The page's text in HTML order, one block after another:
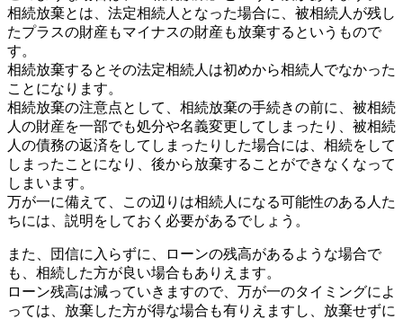
相続放棄とは、法定相続人となった場合に、被相続人が残し
たプラスの財産もマイナスの財産も放棄するというもので
す。
相続放棄するとその法定相続人は初めから相続人でなかった
ことになります。
相続放棄の注意点として、相続放棄の手続きの前に、被相続
人の財産を一部でも処分や名義変更してしまったり、被相続
人の債務の返済をしてしまったりした場合には、相続をして
しまったことになり、後から放棄することができなくなって
しまいます。
万が一に備えて、この辺りは相続人になる可能性のある人た
ちには、説明をしておく必要があるでしょう。
また、団信に入らずに、ローンの残高があるような場合で
も、相続した方が良い場合もありえます。
ローン残高は減っていきますので、万が一のタイミングによ
っては、放棄した方が得な場合も有りえますし、放棄せずに